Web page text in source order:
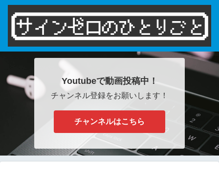
Youtubeで動画投稿中！
チャンネル登録をお願いします！
チャンネルはこちら